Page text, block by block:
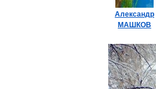
Александр
МАШКОВ